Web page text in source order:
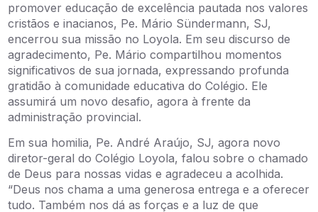
promover educação de excelência pautada nos valores
cristãos e inacianos, Pe. Mário Sündermann, SJ,
encerrou sua missão no Loyola. Em seu discurso de
agradecimento, Pe. Mário compartilhou momentos
significativos de sua jornada, expressando profunda
gratidão à comunidade educativa do Colégio. Ele
assumirá um novo desafio, agora à frente da
administração provincial.
Em sua homilia, Pe. André Araújo, SJ, agora novo
diretor-geral do Colégio Loyola, falou sobre o chamado
de Deus para nossas vidas e agradeceu a acolhida.
“Deus nos chama a uma generosa entrega e a oferecer
tudo. Também nos dá as forças e a luz de que